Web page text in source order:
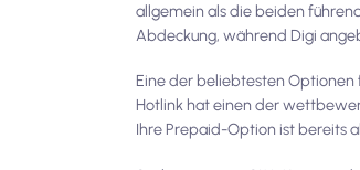
allgemein als die beiden
Abdeckung, während Digi
Eine der beliebtesten Optionen
Hotlink hat einen der
Ihre Prepaid-Option ist bereits